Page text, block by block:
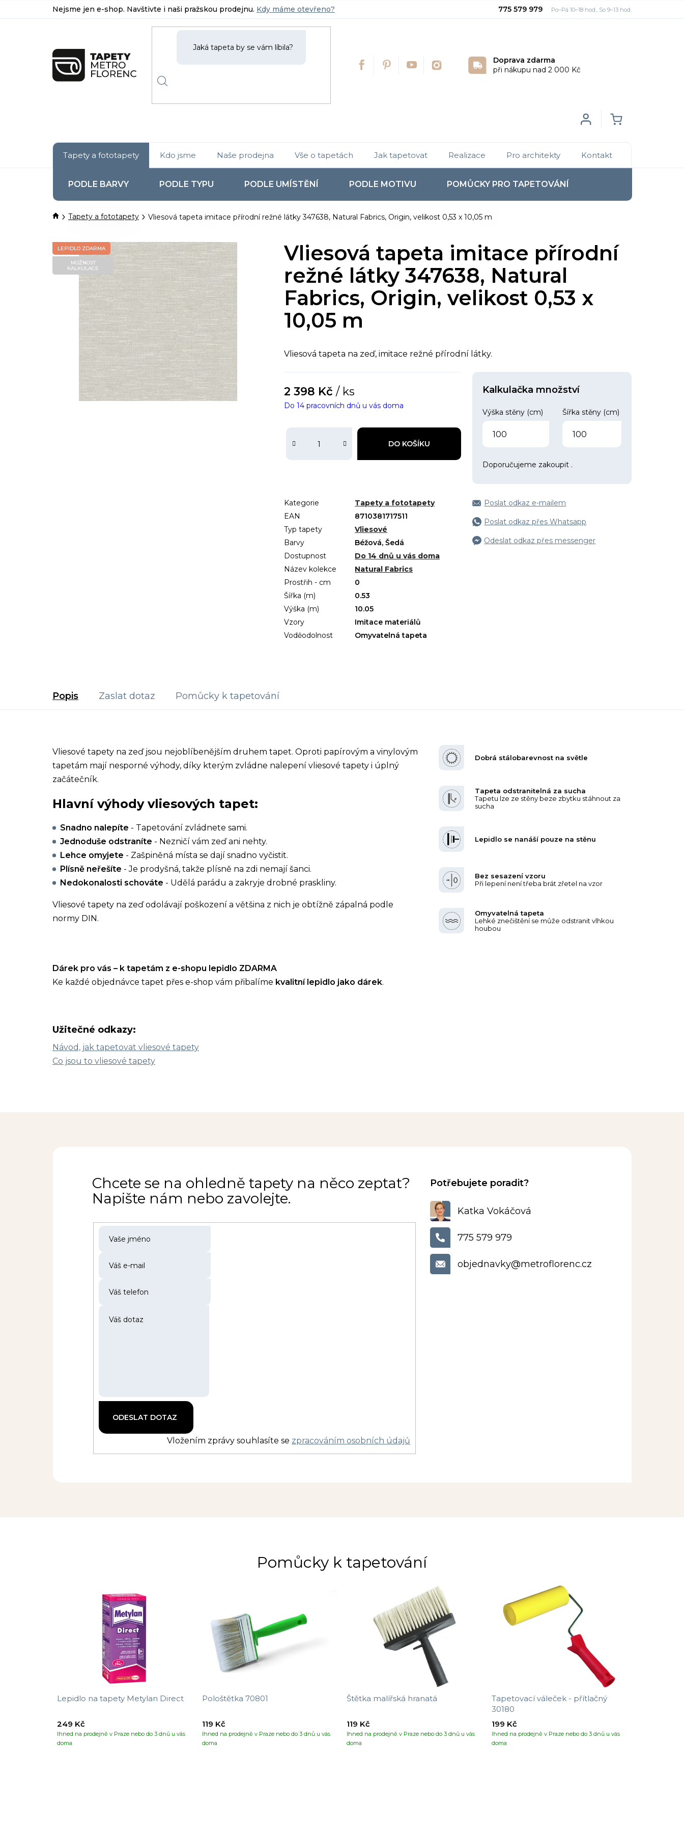
na
Nejsme jen e-shop. Navštivte i naši pražskou prodejnu. Kdy máme otevřeno? 775 579 979
Doprava zdarma
při nákupu nad 2 000 Kč
Login
Tapety a fototapety
PODLE BARVY PODLE TYPU PODLE UMÍSTĚNÍ PODLE MOTIVU POMŮCKY PRO TAPETOVÁNÍ
Kdo jsme Naše prodejna Vše o tapetách Jak tapetovat Realizace Pro architekty Kontakt
DomůTapety a fototapety Vliesová tapeta imitace přírodní režné látky 347638, Natural Fabrics, Origin, velikost 0,53 x 10,05 m
Vliesová tapeta imitace přírodní
režné látky 347638, Natural
Fabrics, Origin, velikost 0,53 x
10,05 m
Vliesová tapeta na zeď, imitace režné přírodní látky.
2 398 Kč/ ks
DO KOŠÍKU
Do 14 pracovních dnů u vás doma
Kategorie
Tapety a fototapety
EAN
8710381717511
Typ tapety
Vliesové
Barvy
Béžová, Šedá
Dostupnost
Do 14 dnů u vás doma
Název kolekce
Natural Fabrics
Prostřih - cm
0
Šířka (m)
0.53
Výška (m)
10.05
Vzory
Imitace materiálů
Voděodolnost
Omyvatelná tapeta
Kalkulačka množství
Výška stěny (cm) Šířka stěny (cm)
Doporučujeme zakoupit .
Poslat odkaz e-mailem
Poslat odkaz přes Whatsapp
Odeslat odkaz přes messenger
LEPIDLO ZDARMA
MOŽNOST
KALKULACE
Popis Zaslat dotaz Pomůcky k tapetování
Vliesové tapety na zeď jsou nejoblíbenějším druhem tapet. Oproti papírovým a vinylovým
tapetám mají nesporné výhody, díky kterým zvládne nalepení vliesové tapety i úplný
začátečník.
Hlavní výhody vliesových tapet:
Snadno nalepíte - Tapetování zvládnete sami.
Jednoduše odstraníte - Nezničí vám zeď ani nehty.
Lehce omyjete - Zašpiněná místa se dají snadno vyčistit.
Plísně neřešíte - Je prodyšná, takže plísně na zdi nemají šanci.
Nedokonalosti schováte - Udělá parádu a zakryje drobné praskliny.
Vliesové tapety na zeď odolávají poškození a většina z nich je obtížně zápalná podle
normy DIN.
Dárek pro vás – k tapetám z e-shopu lepidlo ZDARMA
Ke každé objednávce tapet přes e-shop vám přibalíme kvalitní lepidlo jako dárek.
Užitečné odkazy:
Návod, jak tapetovat vliesové tapety
Co jsou to vliesové tapety
Dobrá stálobarevnost na světle
Tapeta odstranitelná za sucha
Tapetu lze ze stěny beze zbytku stáhnout za
sucha
Lepidlo se nanáší pouze na stěnu
Bez sesazení vzoru
Při lepení není třeba brát zřetel na vzor
Omyvatelná tapeta
Lehké znečištění se může odstranit vlhkou
houbou
Chcete se na ohledně tapety na něco zeptat?
Napište nám nebo zavolejte.
Vložením zprávy souhlasíte se zpracováním osobních údajů
Katka Vokáčová
objednavky@metroflorenc.cz
775 579 979
Pomůcky k tapetování
Lepidlo na tapety Metylan Direct
Ihned na prodejně v Praze nebo do 3 dnů u vás
doma
249 Kč
Pološtětka 70801
Ihned na prodejně v Praze nebo do 3 dnů u vás
doma
119 Kč
Štětka malířská hranatá
Ihned na prodejně v Praze nebo do 3 dnů u vás
doma
119 Kč
Tapetovací váleček - přítlačný
30180
Ihned na prodejně v Praze nebo do 3 dnů u vás
doma
199 Kč